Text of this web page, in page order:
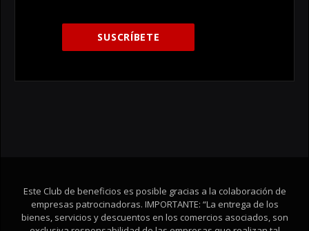
Este Club de beneficios es posible gracias a la colaboración de
empresas patrocinadoras. IMPORTANTE: “La entrega de los
bienes, servicios y descuentos en los comercios asociados, son